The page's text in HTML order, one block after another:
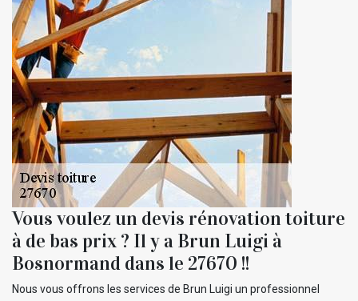
Vous voulez un devis rénovation toiture
à de bas prix ? Il y a Brun Luigi à
Bosnormand dans le 27670 !!
Nous vous offrons les services de Brun Luigi un professionnel